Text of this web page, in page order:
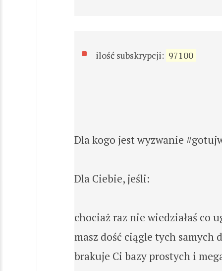
ilość subskrypcji: 97100
Dla kogo jest wyzwanie
Dla Ciebie, jeśli:
chociaż raz nie wiedziałaś co
masz dość ciągle tych samych
brakuje Ci bazy prostych i